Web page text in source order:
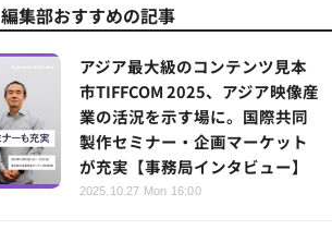
編集部おすすめの記事
アジア最大級のコンテンツ見本
市TIFFCOM 2025、アジア映像産
業の活況を示す場に。国際共同
製作セミナー・企画マーケット
が充実【事務局インタビュー】
2025.10.27 Mon 16:00